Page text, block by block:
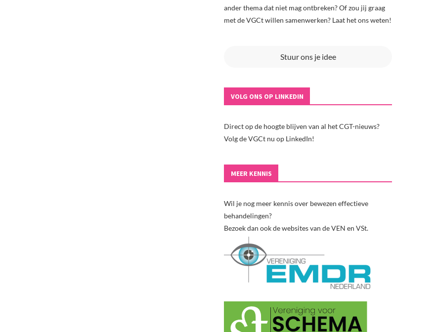
ander thema dat niet mag ontbreken? Of zou jij graag
met de VGCt willen samenwerken? Laat het ons weten!
Stuur ons je idee
VOLG ONS OP LINKEDIN
Direct op de hoogte blijven van al het CGT-nieuws?
Volg de VGCt nu op LinkedIn!
MEER KENNIS
Wil je nog meer kennis over bewezen effectieve
behandelingen?
Bezoek dan ook de websites van de VEN en VSt.